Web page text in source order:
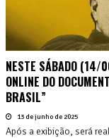
NESTE SÁBADO (14/
ONLINE DO
BRASIL”
13 de junho de 2025
Após a exibição, será